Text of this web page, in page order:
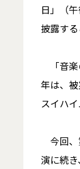
日」（
披露する
「音楽
年は、
スイハ
今回、
演に続